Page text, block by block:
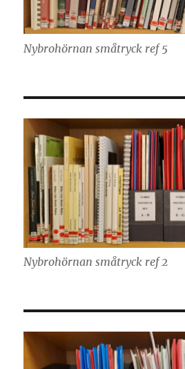
Nybrohörnan småtryck ref 5
Nybrohörnan småtryck ref 2